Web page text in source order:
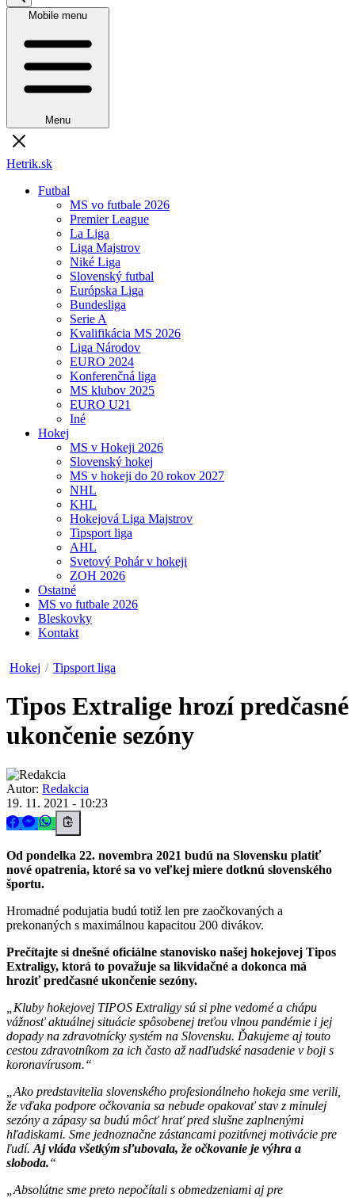
Mobile menu
Menu
Hetrik.sk
Futbal
MS vo futbale 2026
Premier League
La Liga
Liga Majstrov
Niké Liga
Slovenský futbal
Európska Liga
Bundesliga
Serie A
Kvalifikácia MS 2026
Liga Národov
EURO 2024
Konferenčná liga
MS klubov 2025
EURO U21
Iné
Hokej
MS v Hokeji 2026
Slovenský hokej
MS v hokeji do 20 rokov 2027
NHL
KHL
Hokejová Liga Majstrov
Tipsport liga
AHL
Svetový Pohár v hokeji
ZOH 2026
Ostatné
MS vo futbale 2026
Bleskovky
Kontakt
Hokej / Tipsport liga
Tipos Extralige hrozí predčasné
ukončenie sezóny
Autor: Redakcia
19. 11. 2021 - 10:23
Od pondelka 22. novembra 2021 budú na Slovensku platiť
nové opatrenia, ktoré sa vo veľkej miere dotknú slovenského
športu.
Hromadné podujatia budú totiž len pre zaočkovaných a
prekonaných s maximálnou kapacitou 200 divákov.
Prečítajte si dnešné oficiálne stanovisko našej hokejovej Tipos
Extraligy, ktorá to považuje sa likvidačné a dokonca má
hroziť predčasné ukončenie sezóny.
Kluby hokejovej TIPOS Extraligy sú si plne vedomé a chápu
vážnosť aktuálnej situácie spôsobenej treťou vlnou pandémie i jej
dopady na zdravotnícky systém na Slovensku. Ďakujeme aj touto
cestou zdravotníkom za ich často až nadľudské nasadenie v boji s
koronavírusom.
Ako predstavitelia slovenského profesionálneho hokeja sme verili,
že vďaka podpore očkovania sa nebude opakovať stav z minulej
sezóny a zápasy sa budú môcť hrať pred slušne zaplnenými
hľadiskami. Sme jednoznačne zástancami pozitívnej motivácie pre
ľudí. Aj vláda všetkým sľubovala, že očkovanie je výhra a
sloboda.
Absolútne sme preto nepočítali s obmedzeniami aj pre